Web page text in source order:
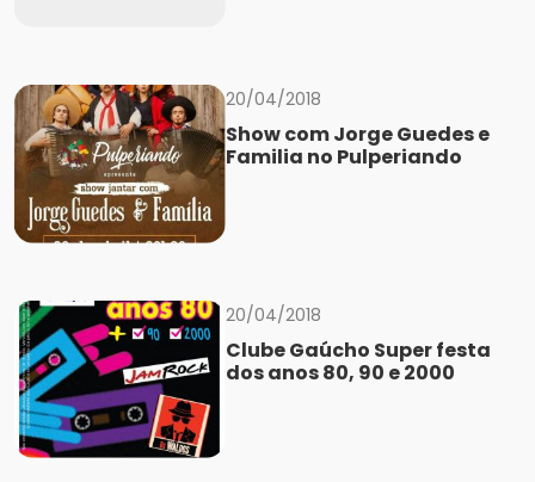
20/04/2018
Show com Jorge Guedes e
Familia no Pulperiando
20/04/2018
Clube Gaúcho Super festa
dos anos 80, 90 e 2000